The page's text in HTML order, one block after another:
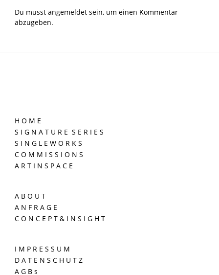
Du musst angemeldet sein, um einen Kommentar
abzugeben.
H O M E
S I G N A T U R E S E R I E S
S I N G L E W O R K S
C O M M I S S I O N S
A R T I N S P A C E
A B O U T
A N F R A G E
C O N C E P T & I N S I G H T
I M P R E S S U M
D A T E N S C H U T Z
A G B s